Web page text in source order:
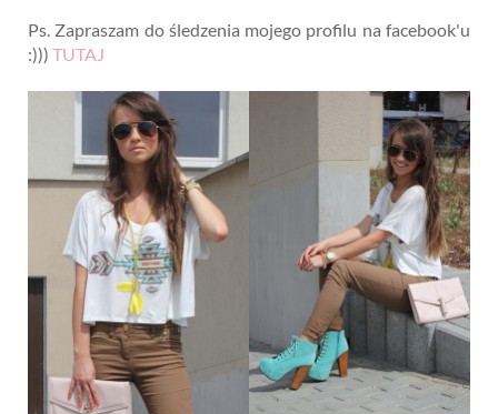
Ps. Zapraszam do śledzenia mojego profilu na facebook'u
:))) TUTAJ